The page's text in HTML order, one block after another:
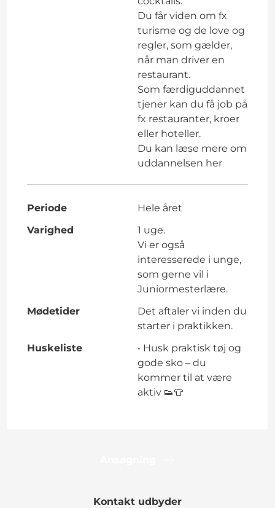
Du får viden om fx
turisme og de love og
regler, som gælder,
når man driver en
restaurant.
Som færdiguddannet
tjener kan du få job på
fx restauranter, kroer
eller hoteller.
Du kan læse mere om
uddannelsen her
Periode
Hele året
Varighed
1 uge.
Vi er også
interesserede i unge,
som gerne vil i
Juniormesterlære.
Mødetider
Det aftaler vi inden du
starter i praktikken.
Huskeliste
• Husk praktisk tøj og
gode sko – du
kommer til at være
aktiv 👟👕
Kontakt udbyder